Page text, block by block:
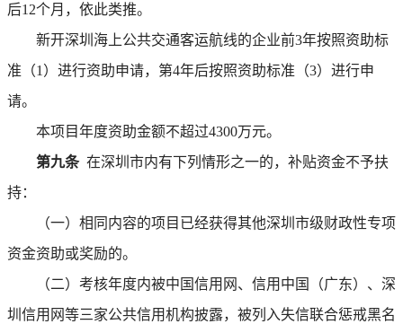
后12个月，依此类推。
新开深圳海上公共交通客运航线的企业前3年按照资助标
准（1）进行资助申请，第4年后按照资助标准（3）进行申
请。
本项目年度资助金额不超过4300万元。
第九条在深圳市内有下列情形之一的，补贴资金不予扶
持：
（一）相同内容的项目已经获得其他深圳市级财政性专项
资金资助或奖励的。
（二）考核年度内被中国信用网、信用中国（广东）、深
圳信用网等三家公共信用机构披露，被列入失信联合惩戒黑名